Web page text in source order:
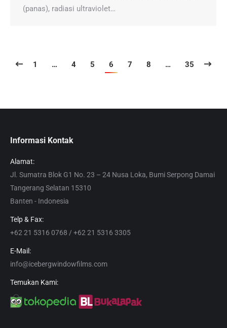
(panas), radiasi ultraviolet…
1 … 4 5 6 7 8 … 35
Informasi Kontak
Alamat:
Jl. Sumatra Blok G1 No. 23 – 24 Nusa Loka, Bumi Serpong Damai
Tangerang Selatan 15310
Banten - Indonesia
Telp & Fax:
+62 21 5316 0768 / +62 21 5316 3305
E-Mail:
info@icebergwindowfilms.com
Temukan Kami: